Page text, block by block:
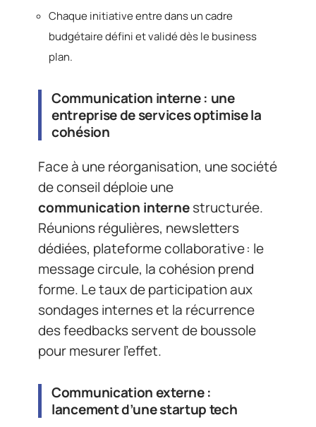
Chaque initiative entre dans un cadre
budgétaire défini et validé dès le business
plan.
Communication interne : une
entreprise de services optimise la
cohésion
Face à une réorganisation, une société
de conseil déploie une
communication internestructurée.
Réunions régulières, newsletters
dédiées, plateforme collaborative : le
message circule, la cohésion prend
forme. Le taux de participation aux
sondages internes et la récurrence
des feedbacks servent de boussole
pour mesurer l’effet.
Communication externe :
lancement d’une startup tech